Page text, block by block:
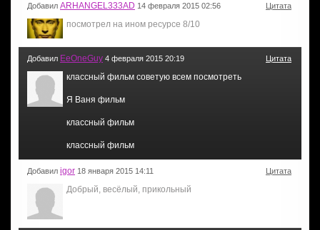
Добавил ARHANGEL333AD 14 февраля 2015 02:56 Цитата
посмотрел на ином ресурсе 8/10
Добавил EeOneGuy 4 февраля 2015 20:19 Цитата
классный фильм советую всем посмотреть
Я Ваня фильм
классный фильм
классный фильм
Добавил igor 18 января 2015 14:11 Цитата
Добрый, весёлый, прикольный